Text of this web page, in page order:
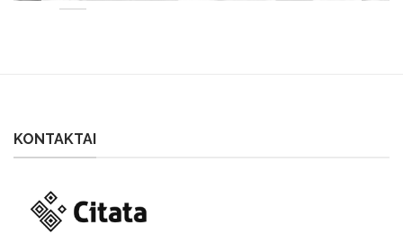
KONTAKTAI